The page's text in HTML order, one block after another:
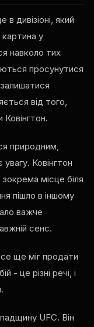
в дивізіоні, який
у
навколо тих
просунутися
від того,
природним,
Ковінгтон
місце біля
пішло в іншому
важче
сенс.
ще міг продати
- це різні речі, і
UFC. Він